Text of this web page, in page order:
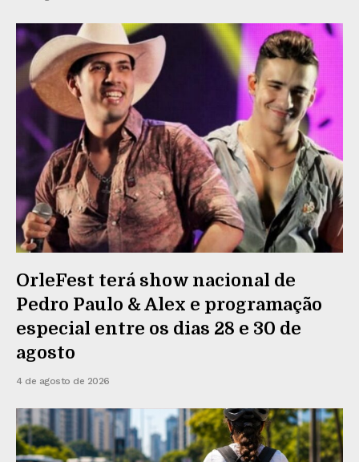
OrleFest terá show nacional de
Pedro Paulo & Alex e programação
especial entre os dias 28 e 30 de
agosto
4 de agosto de 2026